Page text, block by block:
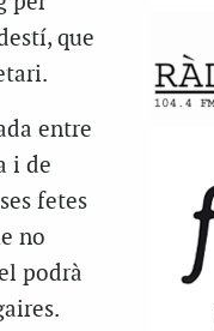
que
entre
i de
fetes
no
podrà